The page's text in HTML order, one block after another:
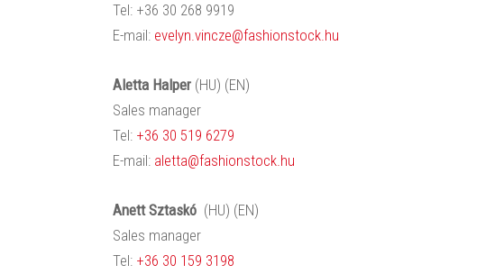
Tel: +36 30 268 9919
E-mail: evelyn.vincze@fashionstock.hu
Aletta Halper (HU) (EN)
Sales manager
Tel: +36 30 519 6279
E-mail: aletta@fashionstock.hu
AnettSztaskó (HU) (EN)
Sales manager
Tel: +36 30 159 3198